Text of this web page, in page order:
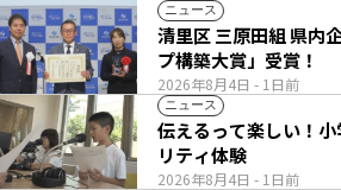
ニュース
2026年8月4日 - 1日前
清里区 三原田組 県内企業初「パートナーシッ
プ構築大賞」受賞！
ニュース
2026年8月4日 - 1日前
伝えるって楽しい！
リティ体験